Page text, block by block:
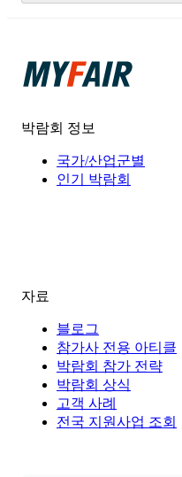
박람회 정보
국가/산업군별
인기 박람회
자료
블로그
참가사 전용 아티클
박람회 참가 전략
박람회 상식
고객 사례
전국 지원사업 조회